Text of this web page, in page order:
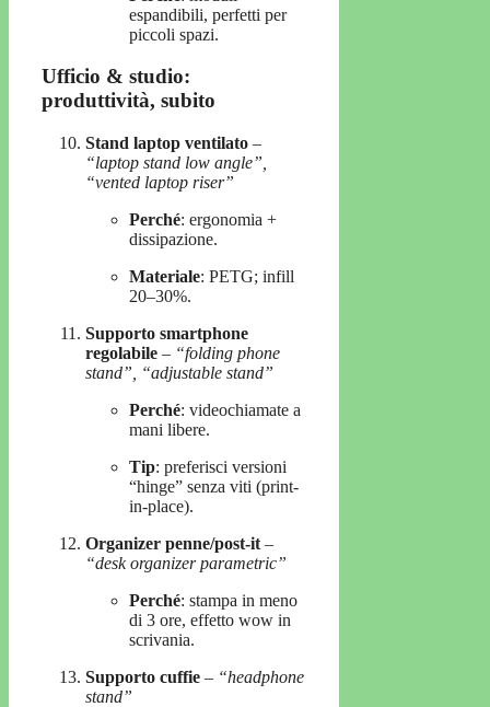
espandibili, perfetti per
piccoli spazi.
Ufficio & studio:
produttività, subito
Stand laptop ventilato –
“laptop stand low angle”,
“vented laptop riser”
Perché: ergonomia +
dissipazione.
Materiale: PETG; infill
20–30%.
Supporto smartphone
regolabile – “folding phone
stand”, “adjustable stand”
Perché: videochiamate a
mani libere.
Tip: preferisci versioni
“hinge” senza viti (print-
in-place).
Organizer penne/post-it –
“desk organizer parametric”
Perché: stampa in meno
di 3 ore, effetto wow in
scrivania.
Supporto cuffie – “headphone
stand”